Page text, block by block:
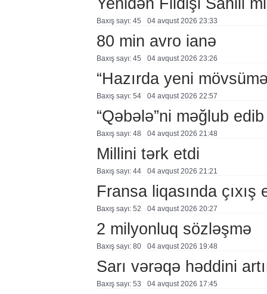
Baxış sayı: 45 04 avqust 2026 23:33
80 min avro ianə
Baxış sayı: 45 04 avqust 2026 23:26
“Hazırda yeni
Baxış sayı: 54 04 avqust 2026 22:57
“Qəbələ”ni məğlub edib
Baxış sayı: 48 04 avqust 2026 21:48
Millini tərk etdi
Baxış sayı: 44 04 avqust 2026 21:21
Fransa liqasında çıxış
Baxış sayı: 52 04 avqust 2026 20:27
2 milyonluq sözləşmə
Baxış sayı: 80 04 avqust 2026 19:48
Sarı vərəqə həddini
Baxış sayı: 53 04 avqust 2026 17:45